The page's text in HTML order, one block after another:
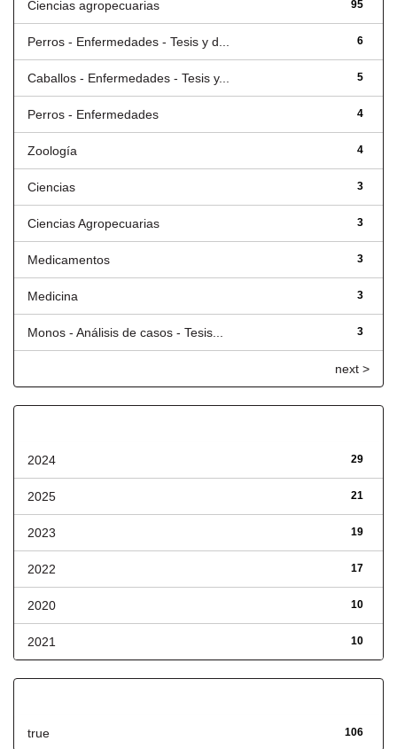
95
Ciencias agropecuarias
6
Perros - Enfermedades - Tesis y d...
5
Caballos - Enfermedades - Tesis y...
4
Perros - Enfermedades
4
Zoología
3
Ciencias
3
Ciencias Agropecuarias
3
Medicamentos
3
Medicina
3
Monos - Análisis de casos - Tesis...
next >
29
2024
21
2025
19
2023
17
2022
10
2020
10
2021
106
true